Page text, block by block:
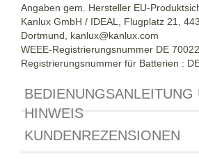
Angaben gem. Hersteller EU-
Kanlux GmbH / IDEAL, Flugplatz 21,
Dortmund, kanlux@kanlux.com
WEEE-Registrierungsnummer DE
Registrierungsnummer für Batterien :
BEDIENUNGSANLEITUNG
HINWEIS
KUNDENREZENSIONEN